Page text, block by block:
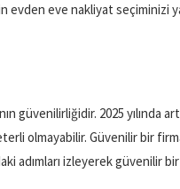
evden eve nakliyat seçiminizi
güvenilirliğidir. 2025 yılında
olmayabilir. Güvenilir bir
adımları izleyerek güvenilir